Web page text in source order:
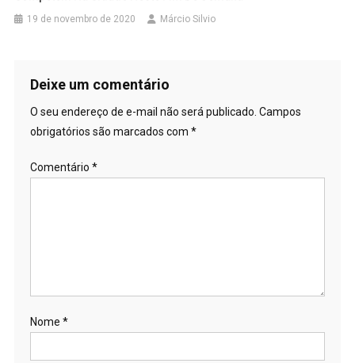
19 de novembro de 2020 Márcio Silvio
Deixe um comentário
O seu endereço de e-mail não será publicado. Campos
obrigatórios são marcados com *
Comentário *
Nome *